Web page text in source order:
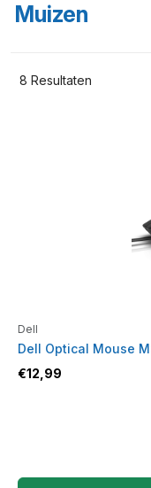
Muizen
8 Resultaten
Dell
Dell Optical Mouse
€12,99